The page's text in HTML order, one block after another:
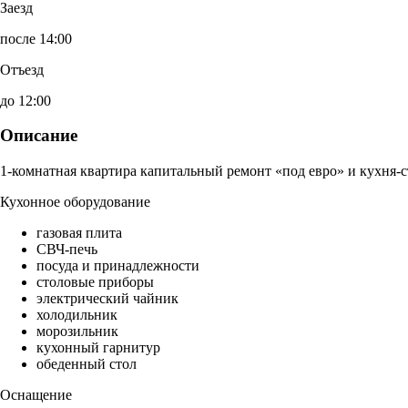
Заезд
после 14:00
Отъезд
до 12:00
Описание
1-комнатная квартира капитальный ремонт «под евро» и кухня-
Кухонное оборудование
газовая плита
СВЧ-печь
посуда и принадлежности
столовые приборы
электрический чайник
холодильник
морозильник
кухонный гарнитур
обеденный стол
Оснащение